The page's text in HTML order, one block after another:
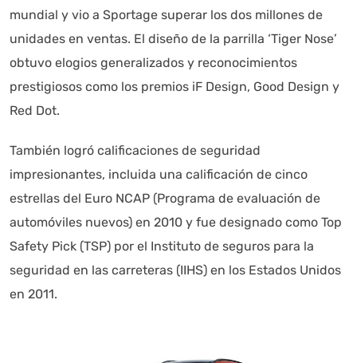
mundial y vio a Sportage superar los dos millones de
unidades en ventas. El diseño de la parrilla ‘Tiger Nose’
obtuvo elogios generalizados y reconocimientos
prestigiosos como los premios iF Design, Good Design y
Red Dot.
También logró calificaciones de seguridad
impresionantes, incluida una calificación de cinco
estrellas del Euro NCAP (Programa de evaluación de
automóviles nuevos) en 2010 y fue designado como Top
Safety Pick (TSP) por el Instituto de seguros para la
seguridad en las carreteras (IIHS) en los Estados Unidos
en 2011.